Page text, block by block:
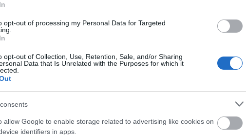
opt-out of processing my Personal Data for Targeted
opt-out of Collection, Use, Retention, Sale, and/or Sharing
Data that Is Unrelated with the Purposes for which it
allow Google to enable storage related to advertising like cookies on
identifiers in apps.
en la victoria por 3-0 ante el Alavés de la jornada
ante Villarreal y Rayo, sumó 6 puntos en cada
tiros y regates, haciendo un total de 36 en
once de Ancelotti.
puntos)
Yéremy Pino, quien hizo historia con 30
en la jornada 26. El extremo tan sólo
de su equipo (primer jugador amarillo en
juego.Nadie ha sumado más puntos que el
.